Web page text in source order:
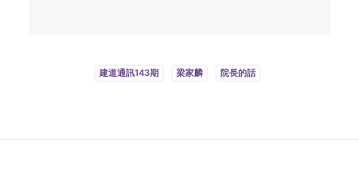
建道通訊143期 梁家麟 院長的話